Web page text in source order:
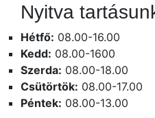
Nyitva
Hétfő: 08.00-16.00
Kedd: 08.00-1600
Szerda: 08.00-18.00
Csütörtök: 08.00-17.00
Péntek: 08.00-13.00